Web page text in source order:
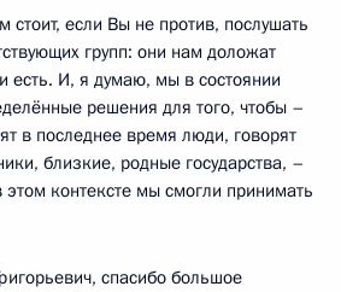
стоит, если Вы не против, послушать
групп: они нам доложат
есть. И, я думаю, мы в состоянии
решения для того, чтобы –
в последнее время люди, говорят
близкие, родные государства, –
контексте мы смогли принимать
спасибо большое